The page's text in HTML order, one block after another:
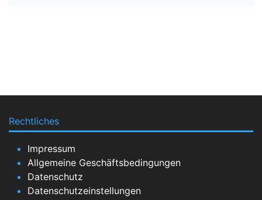
Rechtliches
Impressum
Allgemeine Geschäftsbedingungen
Datenschutz
Datenschutzeinstellungen